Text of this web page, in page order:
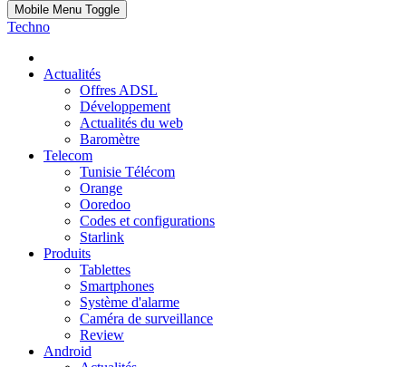
Mobile Menu Toggle
Techno
Actualités
Offres ADSL
Développement
Actualités du web
Baromètre
Telecom
Tunisie Télécom
Orange
Ooredoo
Codes et configurations
Starlink
Produits
Tablettes
Smartphones
Système d'alarme
Caméra de surveillance
Review
Android